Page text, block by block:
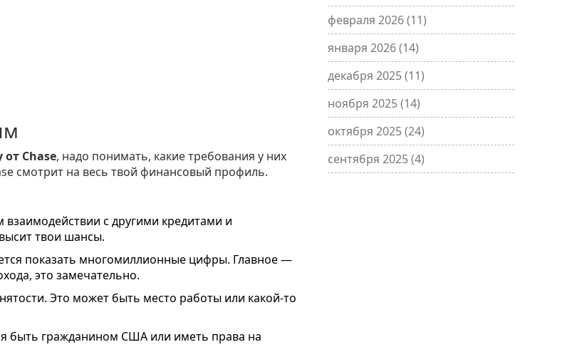
Chase, надо понимать, какие требования у них
смотрит на весь твой финансовый профиль.
взаимодействии с другими кредитами и
твои шансы.
показать многомиллионные цифры. Главное —
это замечательно.
Это может быть место работы или какой-то
быть гражданином США или иметь права на
февраля 2026(11)
января 2026(14)
декабря 2025(11)
ноября 2025(14)
октября 2025(24)
сентября 2025(4)